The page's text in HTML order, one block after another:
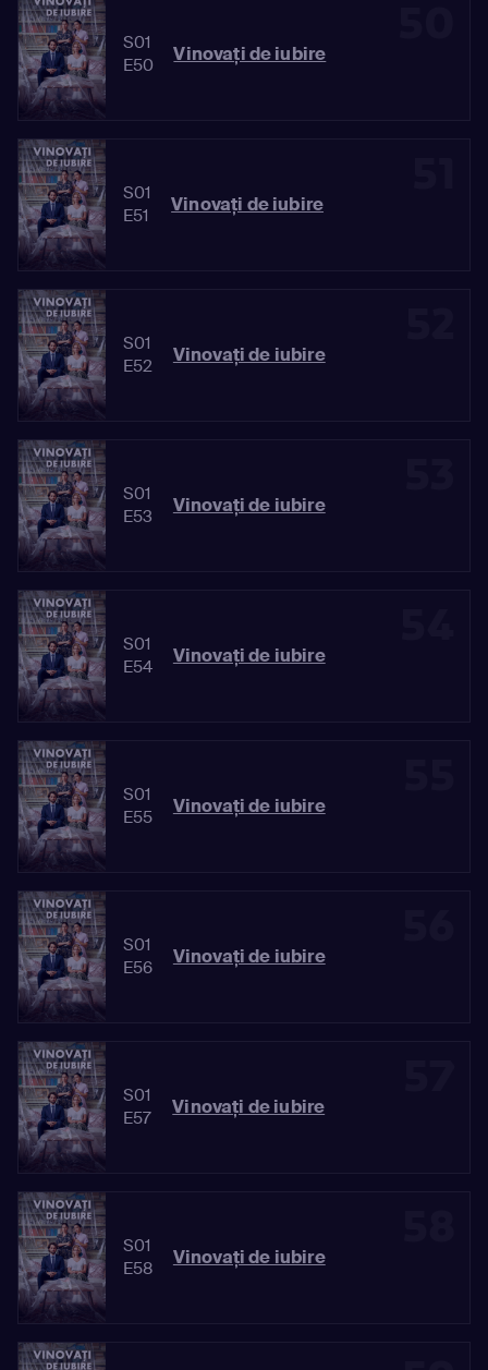
S01
E50
Vinovaţi de iubire
S01
E51
Vinovaţi de iubire
S01
E52
Vinovaţi de iubire
S01
E53
Vinovaţi de iubire
S01
E54
Vinovaţi de iubire
S01
E55
Vinovaţi de iubire
S01
E56
Vinovaţi de iubire
S01
E57
Vinovaţi de iubire
S01
E58
Vinovaţi de iubire